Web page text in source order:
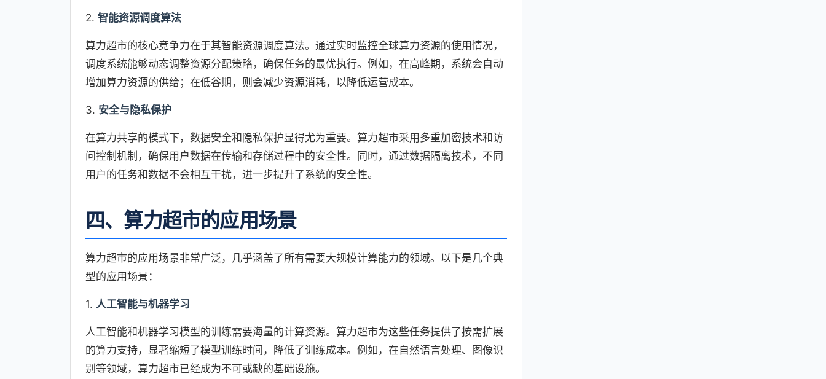
2. 智能资源调度算法
算力超市的核心竞争力在于其智能资源调度算法。通过实时监控全球算力资源的使用情况，
调度系统能够动态调整资源分配策略，确保任务的最优执行。例如，在高峰期，系统会自动
增加算力资源的供给；在低谷期，则会减少资源消耗，以降低运营成本。
3. 安全与隐私保护
在算力共享的模式下，数据安全和隐私保护显得尤为重要。算力超市采用多重加密技术和访
问控制机制，确保用户数据在传输和存储过程中的安全性。同时，通过数据隔离技术，不同
用户的任务和数据不会相互干扰，进一步提升了系统的安全性。
四、算力超市的应用场景
算力超市的应用场景非常广泛，几乎涵盖了所有需要大规模计算能力的领域。以下是几个典
型的应用场景：
1. 人工智能与机器学习
人工智能和机器学习模型的训练需要海量的计算资源。算力超市为这些任务提供了按需扩展
的算力支持，显著缩短了模型训练时间，降低了训练成本。例如，在自然语言处理、图像识
别等领域，算力超市已经成为不可或缺的基础设施。